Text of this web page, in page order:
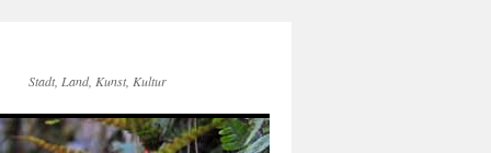
Stadt, Land, Kunst, Kultur